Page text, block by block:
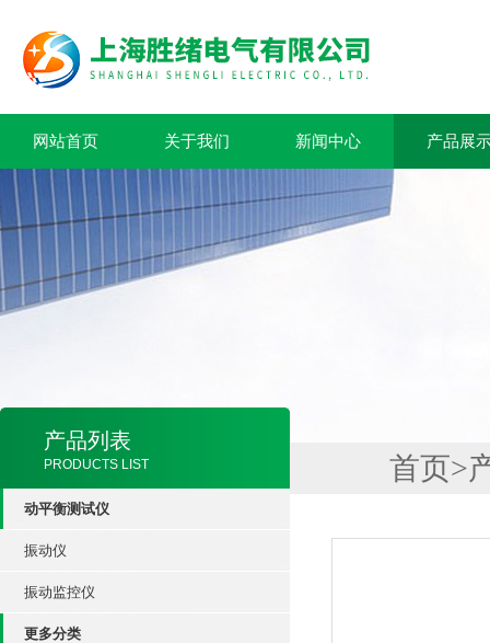
网站首页 关于我们 新闻中心 产品展
产品列表
PRODUCTS LIST
动平衡测试仪
振动仪
振动监控仪
更多分类
首页>